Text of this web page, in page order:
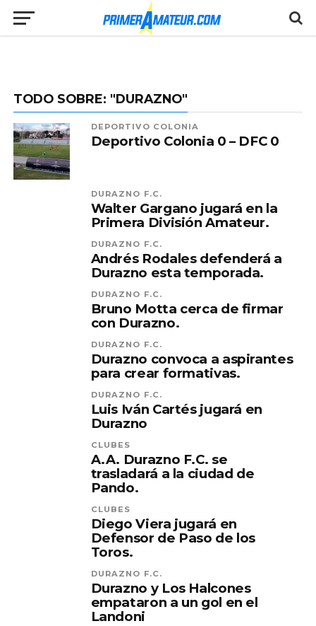
TODO SOBRE: "DURAZNO"
DEPORTIVO COLONIA
Deportivo Colonia 0 – DFC 0
DURAZNO F.C.
Walter Gargano jugará en la
Primera División Amateur.
DURAZNO F.C.
Andrés Rodales defenderá a
Durazno esta temporada.
DURAZNO F.C.
Bruno Motta cerca de firmar
con Durazno.
DURAZNO F.C.
Durazno convoca a aspirantes
para crear formativas.
DURAZNO F.C.
Luis Iván Cartés jugará en
Durazno
CLUBES
A.A. Durazno F.C. se
trasladará a la ciudad de
Pando.
CLUBES
Diego Viera jugará en
Defensor de Paso de los
Toros.
DURAZNO F.C.
Durazno y Los Halcones
empataron a un gol en el
Landoni